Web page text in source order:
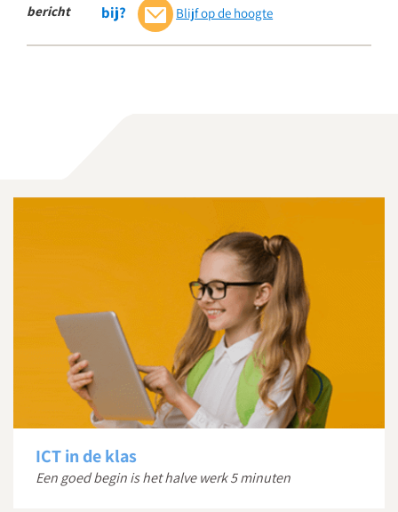
bericht bij? Blijf op de hoogte
ICT in de klas
Een goed begin is het halve werk 5 minuten